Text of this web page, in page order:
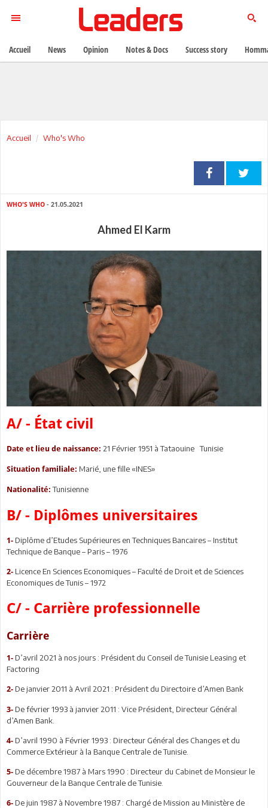
Accueil Who's Who
WHO'S WHO - 21.05.2021
Ahmed El Karm
A/ - État civil
Date et lieu de naissance: 21 Février 1951 à Tataouine Tunisie
Situation familiale: Marié, une fille «INES»
Nationalité: Tunisienne
B/ - Diplômes universitaires
1- Diplôme d’Etudes Supérieures en Techniques Bancaires – Institut
Technique de Banque – Paris – 1976
2- Licence En Sciences Economiques – Faculté de Droit et de Sciences
Economiques de Tunis – 1972
C/ - Carrière professionnelle
Carrière
1- D’avril 2021 à nos jours : Président du Conseil de Tunisie Leasing et
Factoring
2- De janvier 2011 à Avril 2021 : Président du Directoire d’Amen Bank
3- De février 1993 à janvier 2011 : Vice Président, Directeur Général
d’Amen Bank.
4- D’avril 1990 à Février 1993 : Directeur Général des Changes et du
Commerce Extérieur à la Banque Centrale de Tunisie.
5- De décembre 1987 à Mars 1990 : Directeur du Cabinet de Monsieur le
Gouverneur de la Banque Centrale de Tunisie.
6- De juin 1987 à Novembre 1987 : Chargé de Mission au Ministère de
Accueil News Opinion Notes & Docs Success story